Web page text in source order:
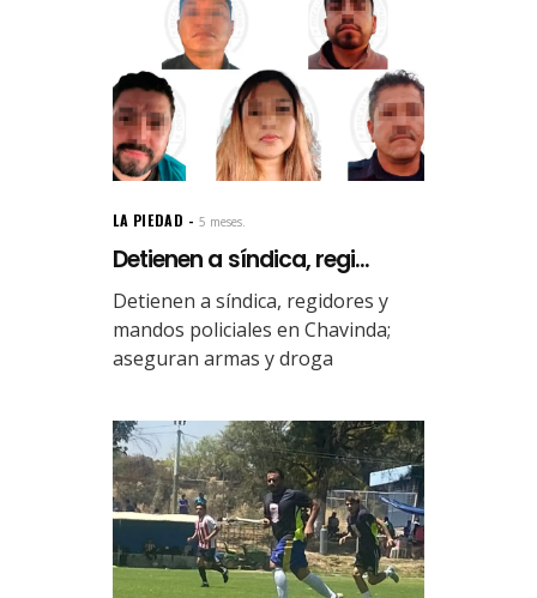
LA PIEDAD 5 meses.
Detienen a síndica, regi...
Detienen a síndica, regidores y
mandos policiales en Chavinda;
aseguran armas y droga